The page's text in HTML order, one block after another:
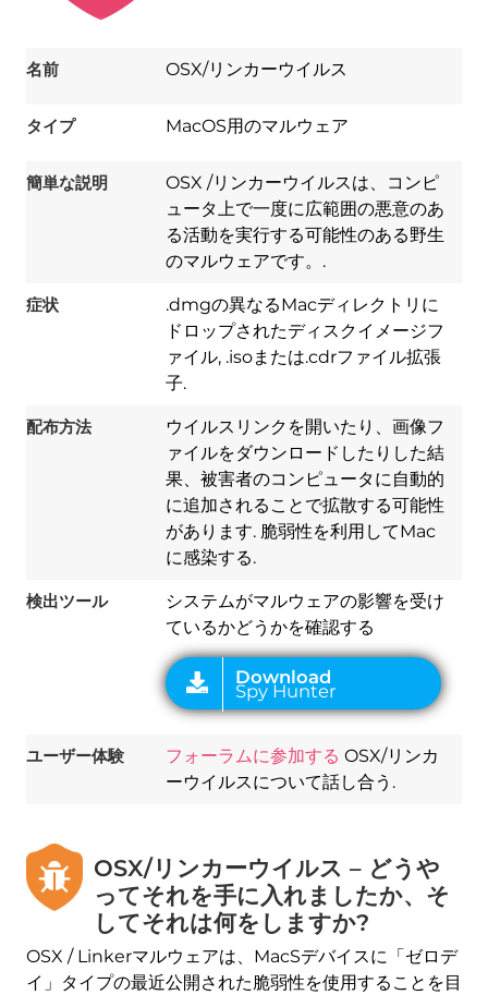
名前 OSX/リンカーウイルス
タイプ MacOS用のマルウェア
簡単な説明
OSX /リンカーウイルスは、コンピ
ュータ上で一度に広範囲の悪意のあ
る活動を実行する可能性のある野生
のマルウェアです。.
症状
.dmgの異なるMacディレクトリに
ドロップされたディスクイメージフ
ァイル, .isoまたは.cdrファイル拡張
子.
配布方法
ウイルスリンクを開いたり、画像フ
ァイルをダウンロードしたりした結
果、被害者のコンピュータに自動的
に追加されることで拡散する可能性
があります. 脆弱性を利用してMac
に感染する.
検出ツール
システムがマルウェアの影響を受け
ているかどうかを確認する
Download
Spy Hunter
ユーザー体験 フォーラムに参加する OSX/リンカ
ーウイルスについて話し合う.
OSX/リンカーウイルス – どうや
ってそれを手に入れましたか、そ
してそれは何をしますか?
OSX / Linkerマルウェアは、MacSデバイスに「ゼロデ
イ」タイプの最近公開された脆弱性を使用することを目